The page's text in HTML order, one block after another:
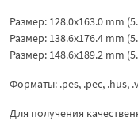
Размер: 128.0x163.0 mm
Размер: 138.6x176.4 mm
Размер: 148.6x189.2 mm
Форматы: .pes, .pec, .hus,
Для получения